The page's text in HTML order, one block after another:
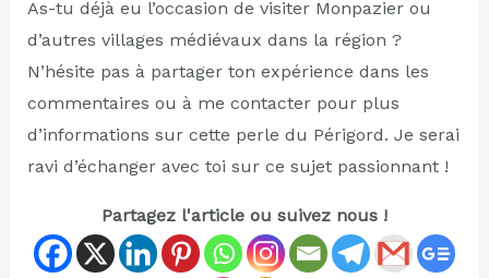
As-tu déjà eu l’occasion de visiter Monpazier ou
d’autres villages médiévaux dans la région ?
N’hésite pas à partager ton expérience dans les
commentaires ou à me contacter pour plus
d’informations sur cette perle du Périgord. Je serai
ravi d’échanger avec toi sur ce sujet passionnant !
Partagez l'article ou suivez nous !